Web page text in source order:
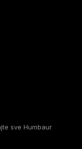
sve Humbaur